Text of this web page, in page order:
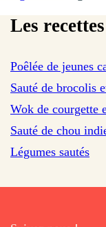
Les
Poêlée de jeunes
sur 201 avis
Sauté de brocolis
Wok de courgette
Sauté de chou
Légumes sautés